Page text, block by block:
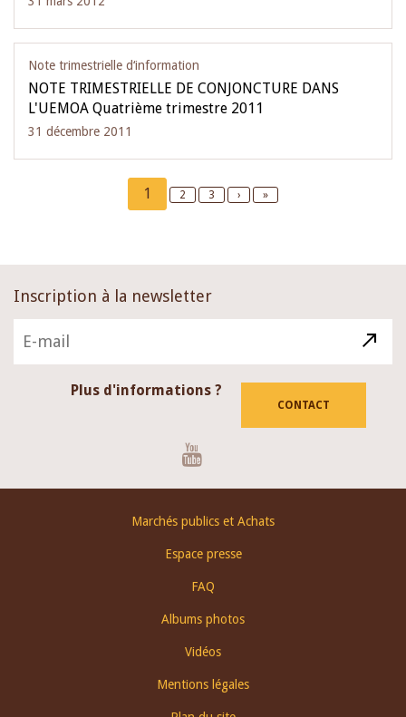
Note trimestrielle d‘information
NOTE TRIMESTRIELLE DE CONJONCTURE DANS
L'UEMOA Quatrième trimestre 2011
31 décembre 2011
Current
page
1 Page
2 Page
3
Next
›
Last
»
Inscription à la newsletter
Plus d'informations ?
CONTACT
Marchés publics et Achats
Espace presse
FAQ
Albums photos
Vidéos
Mentions légales